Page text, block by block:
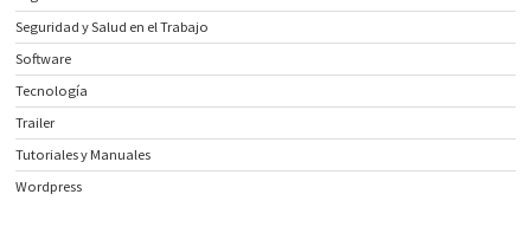
Seguridad y Salud en el Trabajo
Software
Tecnología
Trailer
Tutoriales y Manuales
Wordpress